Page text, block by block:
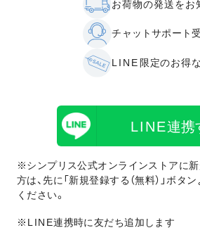
お荷物の発送をお
チャットサポート
LINE 限定のお得
LINE連携
※シンプリス公式オンラインストアに
方は、先に「新規登録する（無料）」ボタ
ください。
※LINE連携時に友だち追加します